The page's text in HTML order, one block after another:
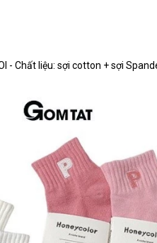
- Chất liệu: sợi cotton + sợi